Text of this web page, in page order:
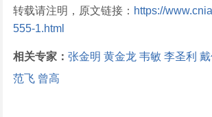
转载请注明，原文链接： https://
555-1.html
相关专家：张金明 黄金龙 韦敏 李圣利
范飞 曾高